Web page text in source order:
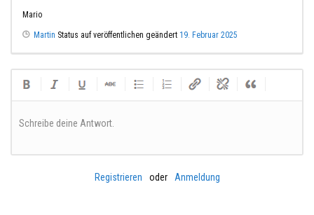
Mario
Martin Status auf veröffentlichen geändert 19. Februar 2025
Schreibe deine Antwort.
Registrieren oder Anmeldung